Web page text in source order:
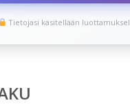
Tietojasi käsitellään